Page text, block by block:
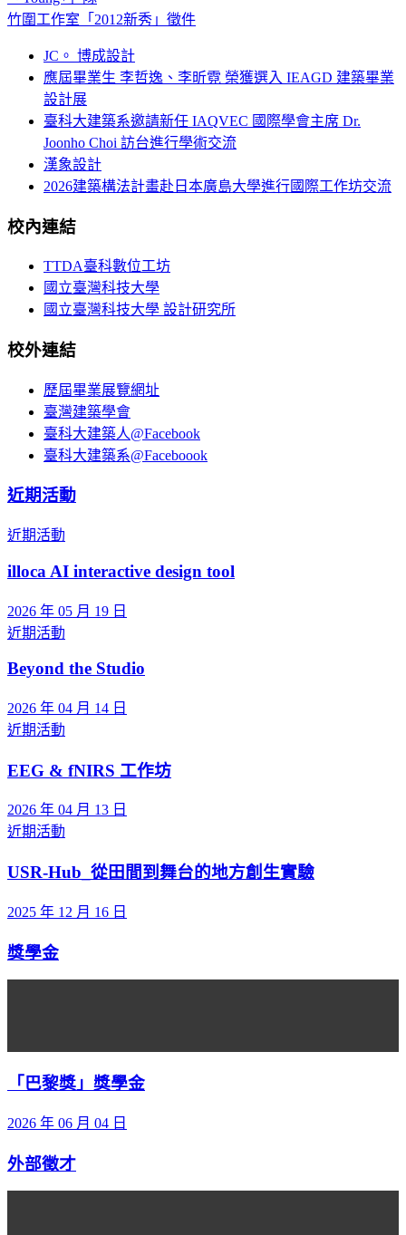
竹圍工作室「2012新秀」徵件
JC。 博成設計
應屆畢業生 李哲逸、李昕霓 榮獲選入 IEAGD 建築畢業
設計展
臺科大建築系邀請新任 IAQVEC 國際學會主席 Dr.
Joonho Choi 訪台進行學術交流
漢象設計
2026建築構法計畫赴日本廣島大學進行國際工作坊交流
校內連結
TTDA臺科數位工坊
國立臺灣科技大學
國立臺灣科技大學 設計研究所
校外連結
歷屆畢業展覽網址
臺灣建築學會
臺科大建築人@Facebook
臺科大建築系@Faceboook
近期活動
近期活動
illoca AI interactive design tool
2026 年 05 月 19 日
近期活動
Beyond the Studio
2026 年 04 月 14 日
近期活動
EEG & fNIRS 工作坊
2026 年 04 月 13 日
近期活動
USR-Hub_從田間到舞台的地方創生實驗
2025 年 12 月 16 日
獎學金
「巴黎獎」獎學金
2026 年 06 月 04 日
外部徵才